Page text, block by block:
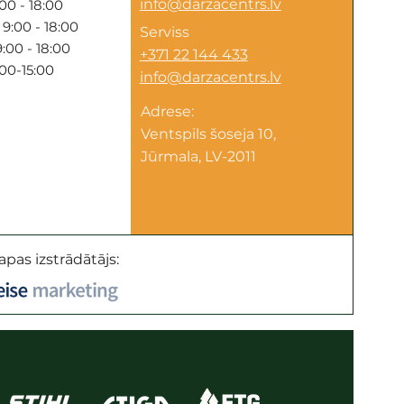
- 18:00
- 18:00
- 18:00
15:00
info@darzacentrs.lv
Serviss
+371 22 144 433
info@darzacentrs.lv
Adrese:
Ventspils šoseja 10,
Jūrmala, LV-2011
izstrādātājs: